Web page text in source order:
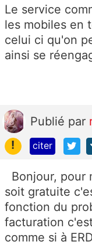
Le service
les mobiles en
celui ci qu'on
ainsi se
Publié par
!
citer
Bonjour, pour
soit gratuite
fonction du
facturation
comme si à